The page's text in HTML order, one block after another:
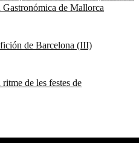
Gastronómica de Mallorca
de Barcelona (III)
de les festes de